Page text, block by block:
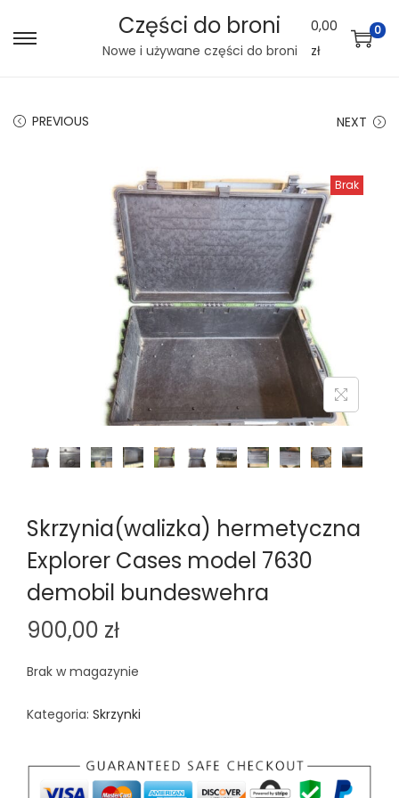
S
n
a
v
i
g
a
t
i
o
n
S
c
o
n
t
e
n
t
Części do broni
Nowe i używane części do broni
0,00
zł
0
PREVIOUS NEXT
Brak
Skrzynia(walizka) hermetyczna
Explorer Cases model 7630
demobil bundeswehra
900,00 zł
Brak w magazynie
Kategoria: Skrzynki